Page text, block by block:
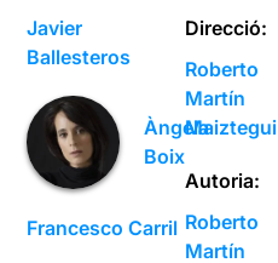
Javier
Ballesteros
Àngela
Boix
Francesco Carril
Direcció:
Roberto
Martín
Maiztegui
Autoria:
Roberto
Martín